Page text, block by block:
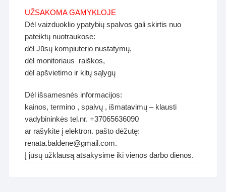
UŽSAKOMA GAMYKLOJE
Dėl vaizduoklio ypatybių spalvos gali skirtis nuo
pateiktų nuotraukose:
dėl Jūsų kompiuterio nustatymų,
dėl monitoriaus raiškos,
dėl apšvietimo ir kitų sąlygų
Dėl išsamesnės informacijos:
kainos, termino , spalvų , išmatavimų – klausti
vadybininkės tel.nr. +37065636090
ar rašykite į elektron. pašto dėžutę:
renata.baldene@gmail.com.
Į jūsų užklausą atsakysime iki vienos darbo dienos.